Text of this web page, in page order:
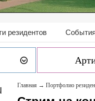
резидентов
Главная → Портфолио